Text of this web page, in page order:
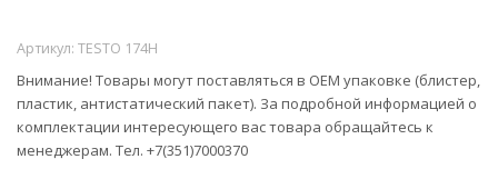
Артикул: TESTO 174H
Внимание! Товары могут поставляться в ОЕМ упаковке (блистер,
пластик, антистатический пакет). За подробной информацией о
комплектации интересующего вас товара обращайтесь к
менеджерам. Тел. +7(351)7000370